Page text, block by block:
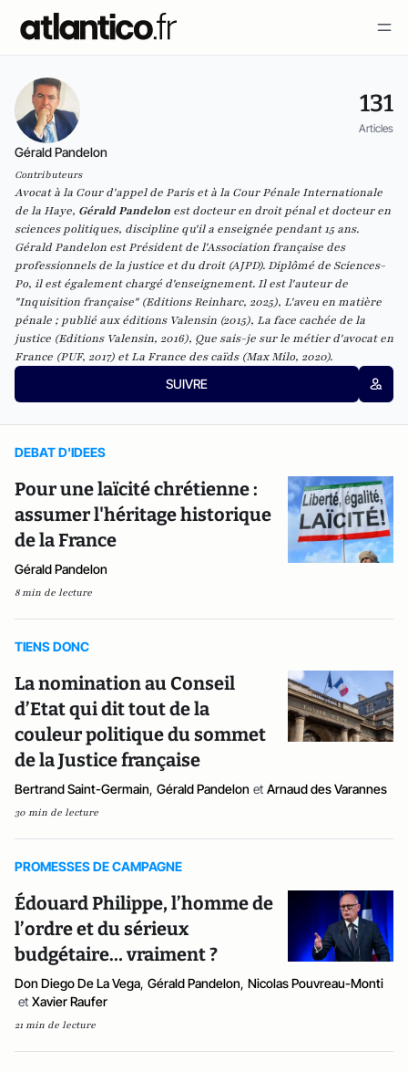
131
Articles
Gérald Pandelon
Contributeurs
Avocat à la Cour d'appel de Paris et à la Cour Pénale Internationale
de la Haye, Gérald Pandelon est docteur en droit pénal et docteur en
sciences politiques, discipline qu'il a enseignée pendant 15 ans.
Gérald Pandelon est Président de l'Association française des
professionnels de la justice et du droit (AJPD). Diplômé de Sciences-
Po, il est également chargé d'enseignement. Il est l'auteur de
"Inquisition française" (Editions Reinharc, 2025), L'aveu en matière
pénale ; publié aux éditions Valensin (2015), La face cachée de la
justice (Editions Valensin, 2016), Que sais-je sur le métier d'avocat en
France (PUF, 2017) etLa France des caïds(Max Milo, 2020).
SUIVRE
DEBAT D'IDEES
Pour une laïcité chrétienne :
assumer l'héritage historique
de la France
Gérald Pandelon
8 min de lecture
TIENS DONC
La nomination au Conseil
d’Etat qui dit tout de la
couleur politique du sommet
de la Justice française
Bertrand Saint-Germain, Gérald Pandelon et Arnaud des Varannes
30 min de lecture
PROMESSES DE CAMPAGNE
Édouard Philippe, l’homme de
l’ordre et du sérieux
budgétaire… vraiment ?
Don Diego De La Vega, Gérald Pandelon, Nicolas Pouvreau-Monti
et Xavier Raufer
21 min de lecture